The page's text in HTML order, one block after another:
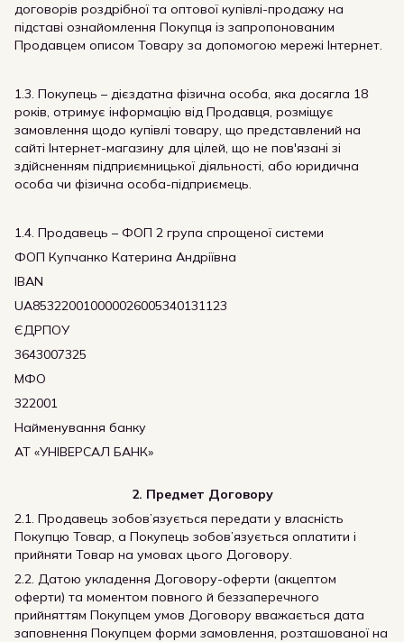
договорів роздрібної та оптової купівлі-продажу на
підставі ознайомлення Покупця із запропонованим
Продавцем описом Товару за допомогою мережі Інтернет.
1.3. Покупець – дієздатна фізична особа, яка досягла 18
років, отримує інформацію від Продавця, розміщує
замовлення щодо купівлі товару, що представлений на
сайті Інтернет-магазину для цілей, що не пов'язані зі
здійсненням підприємницької діяльності, або юридична
особа чи фізична особа-підприємець.
1.4. Продавець – ФОП 2 група спрощеної системи
ФОП Купчанко Катерина Андріївна
IBAN
UA853220010000026005340131123
ЄДРПОУ
3643007325
МФО
322001
Найменування банку
АТ «УНІВЕРСАЛ БАНК»
2. Предмет Договору
2.1. Продавець зобов’язується передати у власність
Покупцю Товар, а Покупець зобов’язується оплатити і
прийняти Товар на умовах цього Договору.
2.2. Датою укладення Договору-оферти (акцептом
оферти) та моментом повного й беззаперечного
прийняттям Покупцем умов Договору вважається дата
заповнення Покупцем форми замовлення, розташованої на